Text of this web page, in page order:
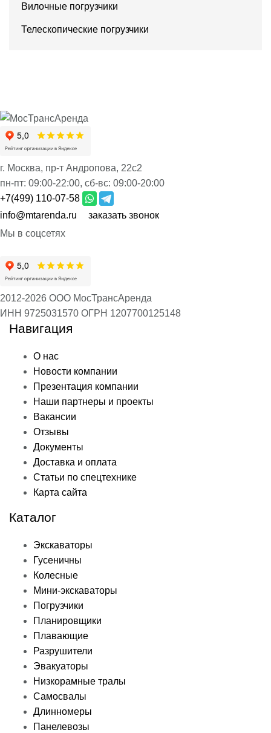
Вилочные погрузчики
Телескопические погрузчики
г. Москва, пр-т Андропова, 22с2
пн-пт: 09:00-22:00, сб-вс: 09:00-20:00
+7(499) 110-07-58
info@mtarenda.ru
заказать звонок
Мы в соцсетях
2012-2026 ООО МосТрансАренда
ИНН 9725031570 ОГРН 1207700125148
Навигация
О нас
Новости компании
Презентация компании
Наши партнеры и проекты
Вакансии
Отзывы
Документы
Доставка и оплата
Статьи по спецтехнике
Карта сайта
Каталог
Экскаваторы
Гусеничны
Колесные
Мини-экскаваторы
Погрузчики
Планировщики
Плавающие
Разрушители
Эвакуаторы
Низкорамные тралы
Самосвалы
Длинномеры
Панелевозы